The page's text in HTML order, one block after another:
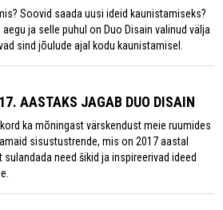
Soovid saada uusi ideid kaunistamiseks?
ja selle puhul on Duo Disain valinud välja
sind jõulude ajal kodu kaunistamisel.
AASTAKS JAGAB DUO DISAIN
ka mõningast värskendust meie ruumides
sisustustrende, mis on 2017 aastal
sulandada need šikid ja inspireerivad ideed